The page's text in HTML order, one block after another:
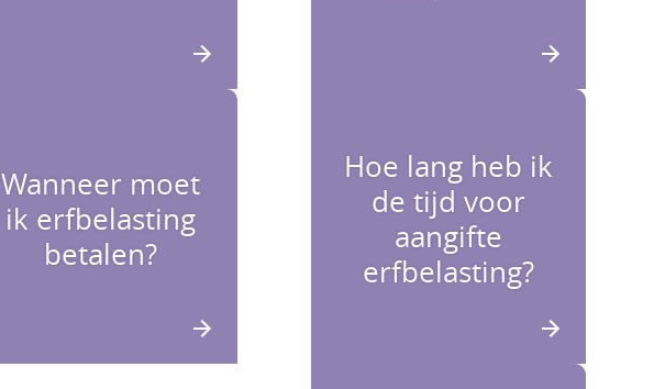
Wanneer moet
ik erfbelasting
betalen?
Hoe lang heb ik
de tijd voor
aangifte
erfbelasting?